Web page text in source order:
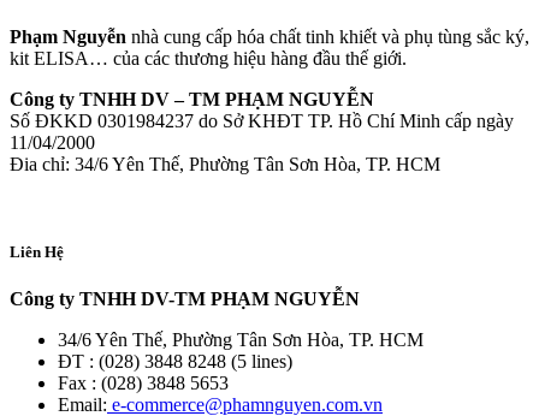
Phạm Nguyễn nhà cung cấp hóa chất tinh khiết và phụ tùng sắc ký,
kit ELISA… của các thương hiệu hàng đầu thế giới.
Công ty TNHH DV – TM PHẠM NGUYỄN
Số ĐKKD 0301984237 do Sở KHĐT TP. Hồ Chí Minh cấp ngày
11/04/2000
Đia chỉ: 34/6 Yên Thế, Phường Tân Sơn Hòa, TP. HCM
Liên Hệ
Công ty TNHH DV-TM PHẠM NGUYỄN
34/6 Yên Thế, Phường Tân Sơn Hòa, TP. HCM
ĐT : (028) 3848 8248 (5 lines)
Fax : (028) 3848 5653
Email: e-commerce@phamnguyen.com.vn